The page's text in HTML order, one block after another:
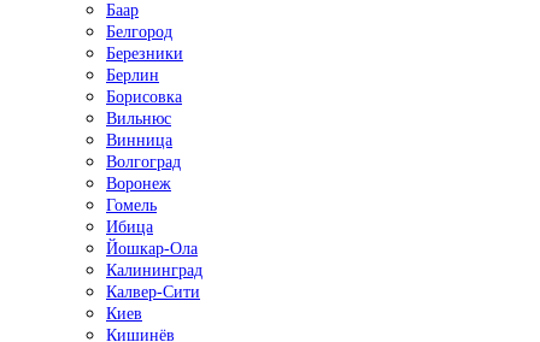
Баар
Белгород
Березники
Берлин
Борисовка
Вильнюс
Винница
Волгоград
Воронеж
Гомель
Ибица
Йошкар-Ола
Калининград
Калвер-Сити
Киев
Кишинёв